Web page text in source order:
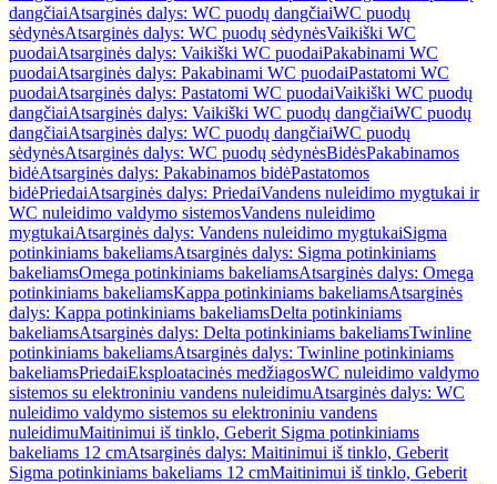
dangčiaiAtsarginės dalys: WC puodų dangčiaiWC puodų
sėdynėsAtsarginės dalys: WC puodų sėdynėsVaikiški WC
puodaiAtsarginės dalys: Vaikiški WC puodaiPakabinami WC
puodaiAtsarginės dalys: Pakabinami WC puodaiPastatomi WC
puodaiAtsarginės dalys: Pastatomi WC puodaiVaikiški WC puodų
dangčiaiAtsarginės dalys: Vaikiški WC puodų dangčiaiWC puodų
dangčiaiAtsarginės dalys: WC puodų dangčiaiWC puodų
sėdynėsAtsarginės dalys: WC puodų sėdynėsBidėsPakabinamos
bidėAtsarginės dalys: Pakabinamos bidėPastatomos
bidėPriedaiAtsarginės dalys: PriedaiVandens nuleidimo mygtukai ir
WC nuleidimo valdymo sistemosVandens nuleidimo
mygtukaiAtsarginės dalys: Vandens nuleidimo mygtukaiSigma
potinkiniams bakeliamsAtsarginės dalys: Sigma potinkiniams
bakeliamsOmega potinkiniams bakeliamsAtsarginės dalys: Omega
potinkiniams bakeliamsKappa potinkiniams bakeliamsAtsarginės
dalys: Kappa potinkiniams bakeliamsDelta potinkiniams
bakeliamsAtsarginės dalys: Delta potinkiniams bakeliamsTwinline
potinkiniams bakeliamsAtsarginės dalys: Twinline potinkiniams
bakeliamsPriedaiEksploatacinės medžiagosWC nuleidimo valdymo
sistemos su elektroniniu vandens nuleidimuAtsarginės dalys: WC
nuleidimo valdymo sistemos su elektroniniu vandens
nuleidimuMaitinimui iš tinklo, Geberit Sigma potinkiniams
bakeliams 12 cmAtsarginės dalys: Maitinimui iš tinklo, Geberit
Sigma potinkiniams bakeliams 12 cmMaitinimui iš tinklo, Geberit